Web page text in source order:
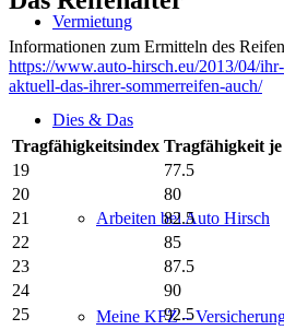
Vermietung
Dies & Das
Arbeiten bei Auto Hirsch
Meine KFZ –
Informationen zum Ermitteln des
https://www.auto-hirsch.eu/2013/04/
aktuell-das-ihrer-sommerreifen-auch/
Tragfähigkeitsindex Tragfähigkeit
19
77.5
20
80
21
82.5
22
85
23
87.5
24
90
25
92.5